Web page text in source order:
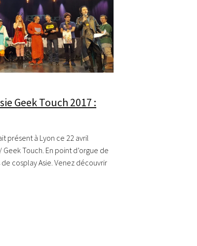
Geek Touch 2017 :
présent à Lyon ce 22 avril
Touch. En point d’orgue de
cosplay Asie. Venez découvrir